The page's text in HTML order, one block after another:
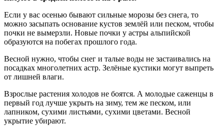
Если у вас осенью бывают сильные морозы без снега, то
можно засыпать основание кустов землёй или песком, чтобы
почки не вымерзли. Новые почки у астры альпийской
образуются на побегах прошлого года.
Весной нужно, чтобы снег и талые воды не застаивались на
посадках многолетних астр. Зелёные кустики могут выпреть
от лишней влаги.
Взрослые растения холодов не боятся. А молодые саженцы в
первый год лучше укрыть на зиму, тем же песком, или
лапником, сухими листьями, сухими цветами. Весной
укрытие убирают.